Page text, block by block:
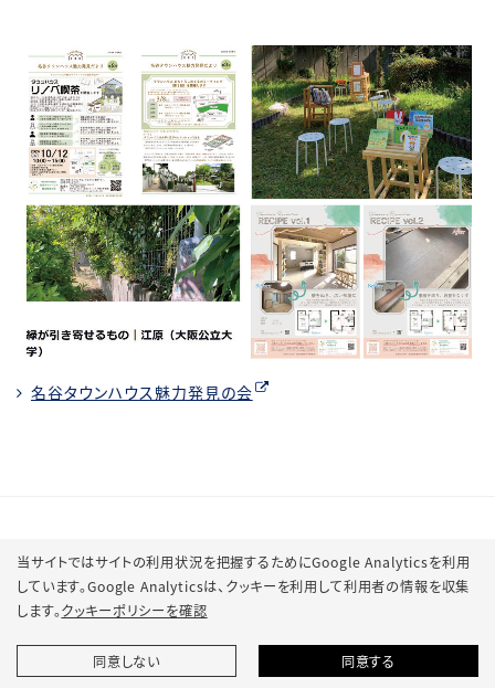
名谷タウンハウス魅力発見の会
当サイトではサイトの利用状況を把握するためにGoogle Analyticsを利用
しています。Google Analyticsは、 クッキーを利用して利用者の情報を収集
します。クッキーポリシーを確認
同意しない 同意する